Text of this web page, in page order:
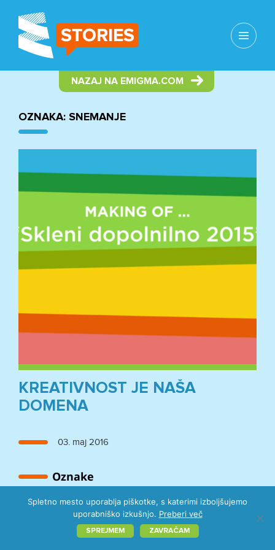
GRADNIKI
©️ 2026 Emigma
Politika zasebnosti
NAZAJ NA EMIGMA.COM
OZNAKA: SNEMANJE
KREATIVNOST JE NAŠA
DOMENA
Objavljeno
03. maj 2016
Oznake
Oznake
snemanje video
Spletno mesto uporablja piškotke, s katerimi izboljšujemo
uporabniško izkušnjo. Preberi več
SPREJMEM ZAVRAČAM